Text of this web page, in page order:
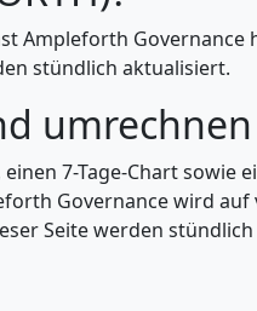
Ampleforth Governance
stündlich aktualisiert.
umrechnen
7-Tage-Chart sowie
Governance wird auf
Seite werden